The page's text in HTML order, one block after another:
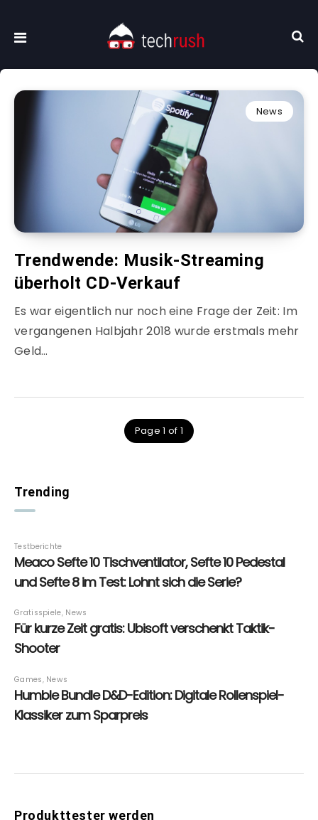
News
Trendwende: Musik-Streaming
überholt CD-Verkauf
Es war eigentlich nur noch eine Frage der Zeit: Im
vergangenen Halbjahr 2018 wurde erstmals mehr
Geld…
Page 1 of 1
Trending
Produkttester werden